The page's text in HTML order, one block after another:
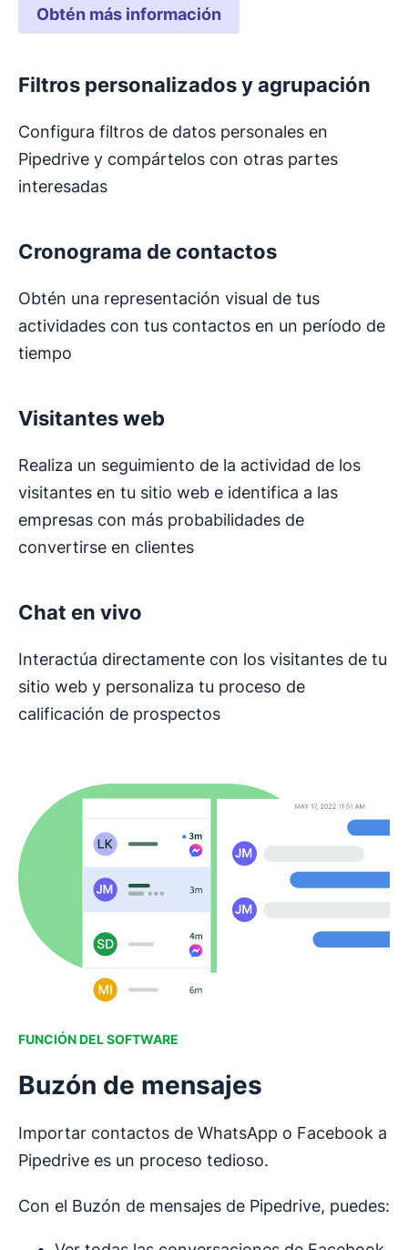
Obtén más información
Filtros personalizados y agrupación
Configura filtros de datos personales en
Pipedrive y compártelos con otras partes
interesadas
Cronograma de contactos
Obtén una representación visual de tus
actividades con tus contactos en un período de
tiempo
Visitantes web
Realiza un seguimiento de la actividad de los
visitantes en tu sitio web e identifica a las
empresas con más probabilidades de
convertirse en clientes
Chat en vivo
Interactúa directamente con los visitantes de tu
sitio web y personaliza tu proceso de
calificación de prospectos
FUNCIÓN DEL SOFTWARE
Buzón de mensajes
Importar contactos de WhatsApp o Facebook a
Pipedrive es un proceso tedioso.
Con el Buzón de mensajes de Pipedrive, puedes: